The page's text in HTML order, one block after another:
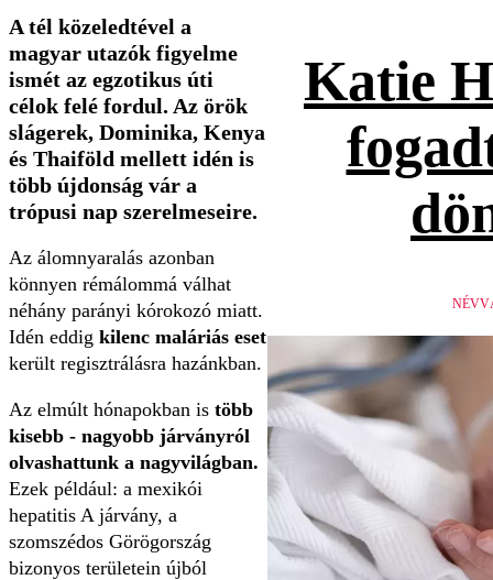
A tél közeledtével a
magyar utazók figyelme
ismét az egzotikus úti
célok felé fordul. Az örök
slágerek, Dominika, Kenya
és Thaiföld mellett idén is
több újdonság vár a
trópusi nap szerelmeseire.
Az álomnyaralás azonban
könnyen rémálommá válhat
néhány parányi kórokozó miatt.
Idén eddig kilenc maláriás eset
került regisztrálásra hazánkban.
Az elmúlt hónapokban is több
kisebb - nagyobb járványról
olvashattunk a nagyvilágban.
Ezek például: a mexikói
hepatitis A járvány, a
szomszédos Görögország
bizonyos területein újból
Katie